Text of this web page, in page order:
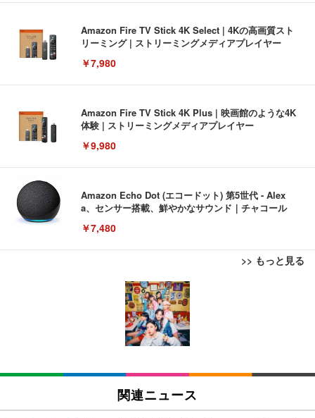
Amazon Fire TV Stick 4K Select | 4Kの高画質スト
リーミング | ストリーミングメディアプレイヤー
￥7,980
Amazon Fire TV Stick 4K Plus | 映画館のような4K
体験 | ストリーミングメディアプレイヤー
￥9,980
Amazon Echo Dot (エコードット) 第5世代 - Alex
a、センサー搭載、鮮やかなサウンド｜チャコール
￥7,480
>> もっと見る
[EdoErgo] オフィスチェア 椅子 テレワーク 疲れな
い 跳ね上げ式アームレスト コンパクト 約105度ロッ
キング pc 事務椅子 360度回転 座面昇降 強化ナイロ
ン樹脂ベース 通気性メッシュ 在宅ワーク H-WY01
(黒網+黒枠+黒足)
SIHOO B100 オフィスチェア／デスクチェア メッシ
ュチェア 人間工学 疲れない ブラック
￥27,999
EIZO ビジネス向けプレミアムモニター | FlexScan
EV3240X-WT | 31.5型4K UHD・USB Type-C・ホワ
￥105,595
EIZO ビジネス向けプレミアムモニター | FlexScan
Amazonベーシック ペットシーツ 薄型 レギュラー 1
回使い捨て 無香料 ホワイト 300枚
Amazonベーシック ペットシーツ 厚型 ワイド 42枚
x2袋(84枚) ホワイト(吸収面:ライトブルー)
￥3,234
関連ニュース